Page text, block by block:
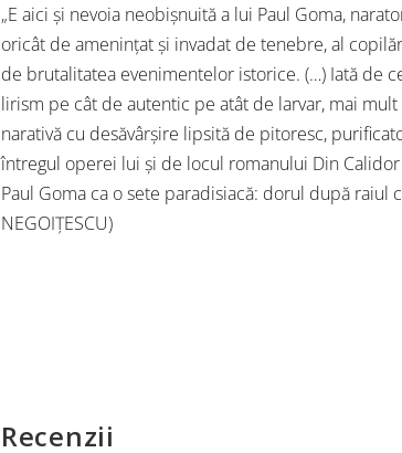
„E aici și nevoia neobișnuită a lui Paul Goma,
oricât de amenințat și invadat de tenebre, al
de brutalitatea evenimentelor istorice. (…) Iată de
lirism pe cât de autentic pe atât de larvar, mai
narativă cu desăvârșire lipsită de pitoresc,
întregul operei lui și de locul romanului Din
Paul Goma ca o sete paradisiacă: dorul după raiul
NEGOIȚESCU)
Recenzii